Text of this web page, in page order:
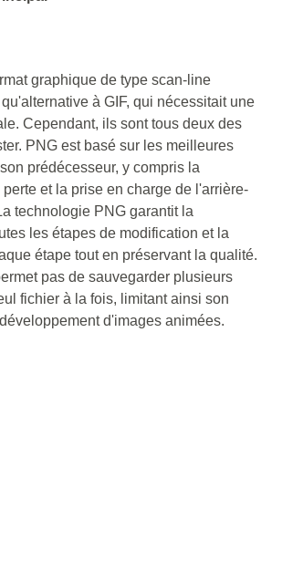
graphique de type scan-line
à GIF, qui nécessitait une
Cependant, ils sont tous deux des
PNG est basé sur les meilleures
prédécesseur, y compris la
et la prise en charge de l'arrière-
technologie PNG garantit la
les étapes de modification et la
étape tout en préservant la qualité.
pas de sauvegarder plusieurs
fichier à la fois, limitant ainsi son
d'images animées.